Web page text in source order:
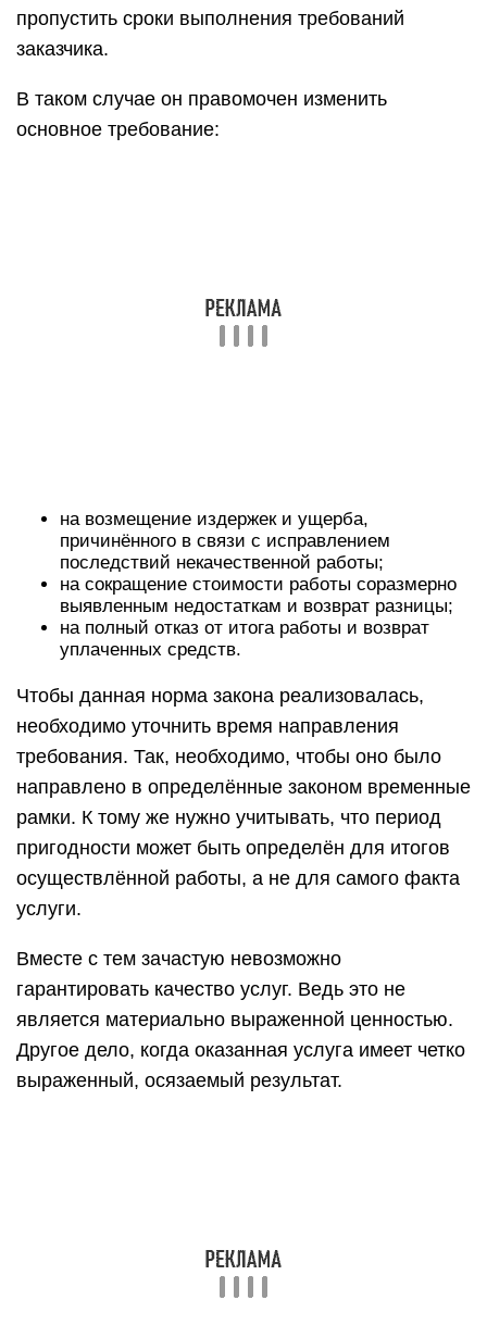
пропустить сроки выполнения требований
заказчика.
В таком случае он правомочен изменить
основное требование:
на возмещение издержек и ущерба,
причинённого в связи с исправлением
последствий некачественной работы;
на сокращение стоимости работы соразмерно
выявленным недостаткам и возврат разницы;
на полный отказ от итога работы и возврат
уплаченных средств.
Чтобы данная норма закона реализовалась,
необходимо уточнить время направления
требования. Так, необходимо, чтобы оно было
направлено в определённые законом временные
рамки. К тому же нужно учитывать, что период
пригодности может быть определён для итогов
осуществлённой работы, а не для самого факта
услуги.
Вместе с тем зачастую невозможно
гарантировать качество услуг. Ведь это не
является материально выраженной ценностью.
Другое дело, когда оказанная услуга имеет четко
выраженный, осязаемый результат.